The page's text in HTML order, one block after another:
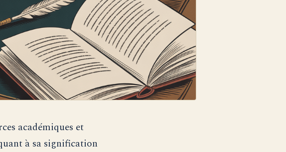
académiques et
à sa signification